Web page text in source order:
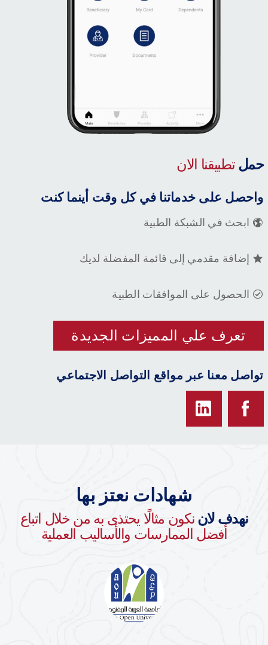
حمل تطبيقنا الان
واحصل على خدماتنا في كل وقت أينما كنت
ابحث في الشبكة الطبية
إضافة مقدمي إلى قائمة المفضلة لديك
الحصول على الموافقات الطبية
تعرف علي المميزات الجديدة
تواصل معنا عبر مواقع التواصل الاجتماعي
شهادات نعتز بها
نهدف لان نكون مثالًا يحتذى به من خلال اتباع
أفضل الممارسات والأساليب العملية